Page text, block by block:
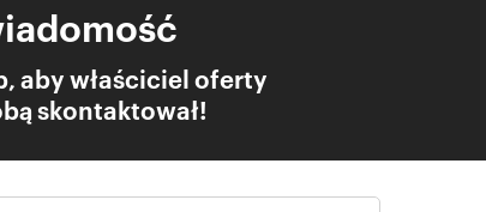
aby właściciel oferty
skontaktował!